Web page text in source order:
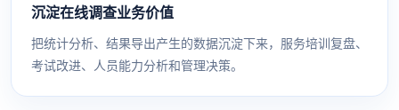
沉淀在线调查业务价值
把统计分析、结果导出产生的数据沉淀下来，服务培训复盘、
考试改进、人员能力分析和管理决策。